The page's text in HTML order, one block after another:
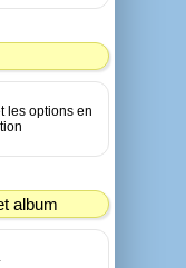
les options en
album